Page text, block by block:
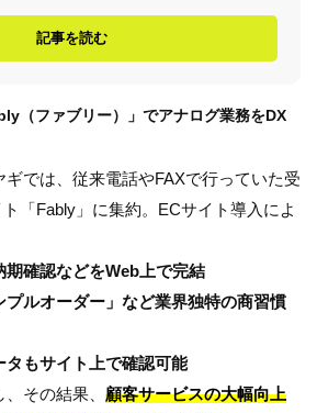
記事を読む
（ファブリー）」でアナログ業務をDX
では、従来電話やFAXで行っていた受
「Fably」に集約。ECサイト導入によ
期確認などをWeb上で完結
プルオーダー」など業界独特の商習慣
タもサイト上で確認可能
その結果、 顧客サービスの大幅向上